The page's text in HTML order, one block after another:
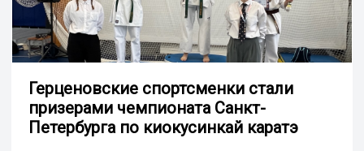
Герценовские спортсменки стали
призерами чемпионата Санкт-
Петербурга по киокусинкай каратэ